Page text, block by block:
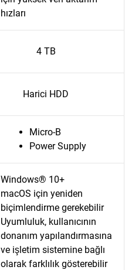
hızları
4 TB
Harici HDD
Micro-B
Power Supply
Windows® 10+
macOS için yeniden
biçimlendirme gerekebilir
Uyumluluk, kullanıcının
donanım yapılandırmasına
ve işletim sistemine bağlı
olarak farklılık gösterebilir